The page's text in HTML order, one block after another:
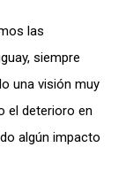
las
siempre
una visión muy
el deterioro en
algún impacto